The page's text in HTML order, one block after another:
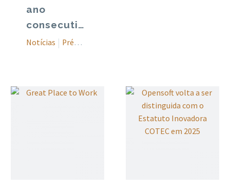
ano
consecutivo
Notícias Prémios